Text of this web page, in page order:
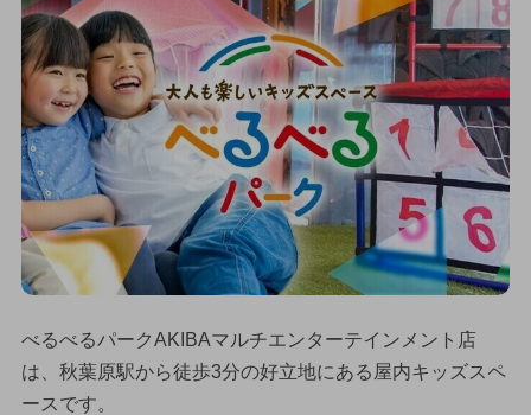
べるべるパークAKIBAマルチエンターテインメント店
は、秋葉原駅から徒歩3分の好立地にある屋内キッズスペ
ースです。